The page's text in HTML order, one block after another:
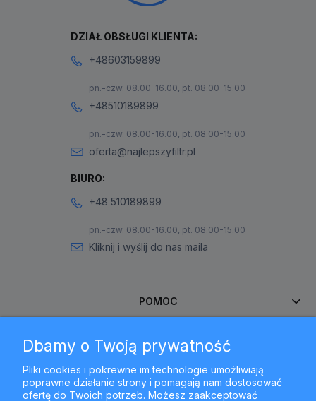
DZIAŁ OBSŁUGI KLIENTA:
+48603159899
pn.-czw. 08.00-16.00, pt. 08.00-15.00
+48510189899
pn.-czw. 08.00-16.00, pt. 08.00-15.00
oferta@najlepszyfiltr.pl
BIURO:
+48 510189899
pn.-czw. 08.00-16.00, pt. 08.00-15.00
Kliknij i wyślij do nas maila
POMOC
MOJE KONTO
PŁATNOŚCI I DOSTAWA
Dbamy o Twoją prywatność
Pliki cookies i pokrewne im technologie umożliwiają
poprawne działanie strony i pomagają nam dostosować
ofertę do Twoich potrzeb. Możesz zaakceptować